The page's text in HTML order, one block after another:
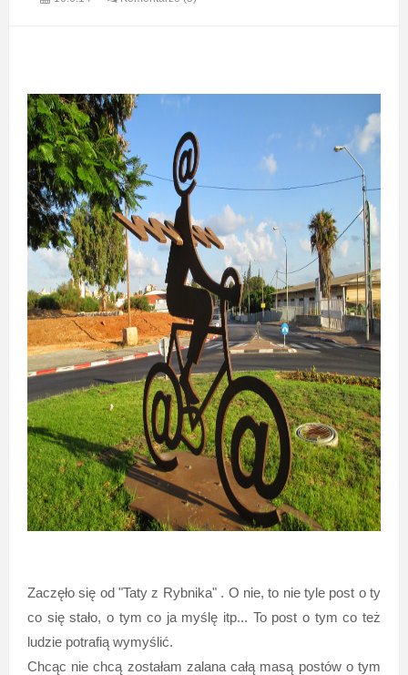
Zaczęło się od "Taty z Rybnika" . O nie, to nie tyle post o ty
co się stało, o tym co ja myślę itp... To post o tym co też
ludzie potrafią wymyślić.
Chcąc nie chcą zostałam zalana całą masą postów o tym